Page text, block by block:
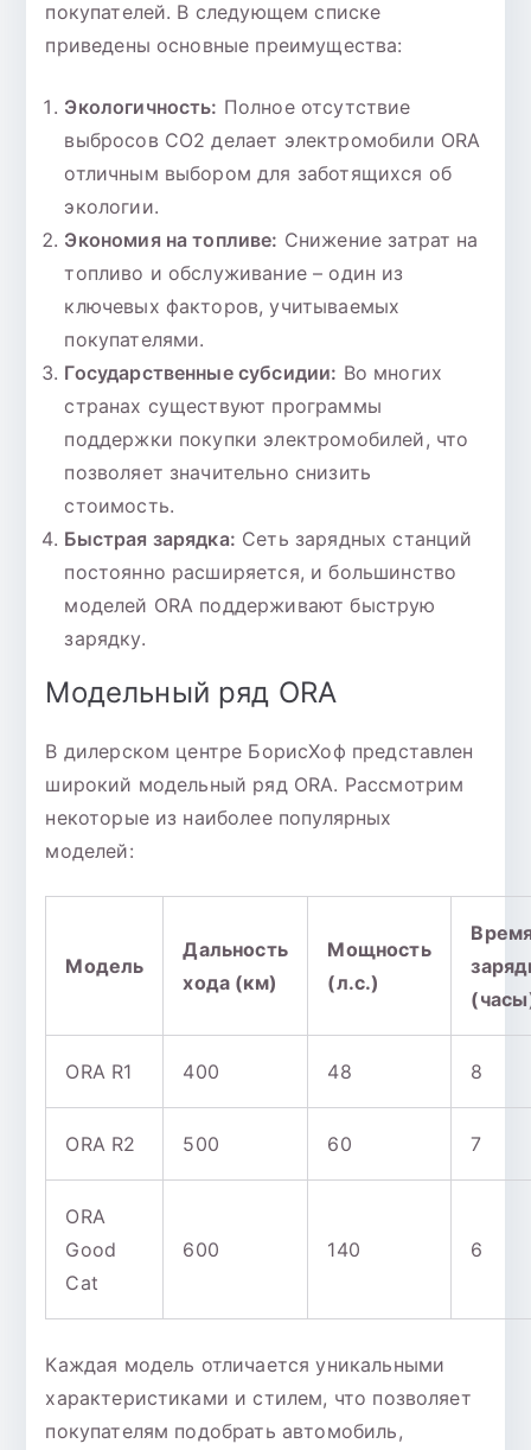
покупателей. В следующем списке
приведены основные преимущества:
Экологичность: Полное отсутствие
выбросов CO2 делает электромобили ORA
отличным выбором для заботящихся об
экологии.
Экономия на топливе: Снижение затрат на
топливо и обслуживание – один из
ключевых факторов, учитываемых
покупателями.
Государственные субсидии: Во многих
странах существуют программы
поддержки покупки электромобилей, что
позволяет значительно снизить
стоимость.
Быстрая зарядка: Сеть зарядных станций
постоянно расширяется, и большинство
моделей ORA поддерживают быструю
зарядку.
Модельный ряд ORA
В дилерском центре БорисХоф представлен
широкий модельный ряд ORA. Рассмотрим
некоторые из наиболее популярных
моделей:
Модель
Дальность
хода (км)
Мощность
(л.с.)
ORA R1 400 48 8
ORA R2 500 60 7
ORA
Good
Cat
600 140 6
Каждая модель отличается уникальными
характеристиками и стилем, что позволяет
покупателям подобрать автомобиль,